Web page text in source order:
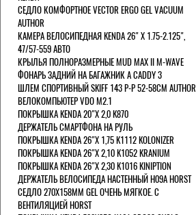
СЕДЛО КОМФОРТНОЕ VECTOR ERGO GEL VACUUM
AUTHOR
КАМЕРА ВЕЛОСИПЕДНАЯ KENDA 26" Х 1.75-2.125",
47/57-559 АВТО
КРЫЛЬЯ ПОЛНОРАЗМЕРНЫЕ MUD MAX II M-WAVE
ФОНАРЬ ЗАДНИЙ НА БАГАЖНИК A CADDY 3
ШЛЕМ СПОРТИВНЫЙ SKIFF 143 Р-Р 52-58СМ AUTHOR
ВЕЛОКОМПЬЮТЕР VDO M2.1
ПОКРЫШКА KENDA 20"Х 2,0 K870
ДЕРЖАТЕЛЬ СМАРТФОНА НА РУЛЬ
ПОКРЫШКА KENDA 26"Х 1,75 K1112 KOLONIZER
ПОКРЫШКА KENDA 26"Х 2,10 K1052 KRANIUM
ПОКРЫШКА KENDA 26"Х 2,30 K1016 KINIPTION
ДЕРЖАТЕЛЬ ВЕЛОСИПЕДА НАСТЕННЫЙ H09A HORST
СЕДЛО 270Х158ММ GEL ОЧЕНЬ МЯГКОЕ. С
ВЕНТИЛЯЦИЕЙ HORST